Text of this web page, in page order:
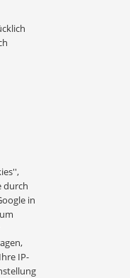
durch
in
IP-